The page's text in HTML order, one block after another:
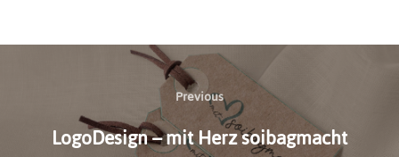
Beitragsnavigation
Previous
Previous
LogoDesign – mit Herz soibagmacht